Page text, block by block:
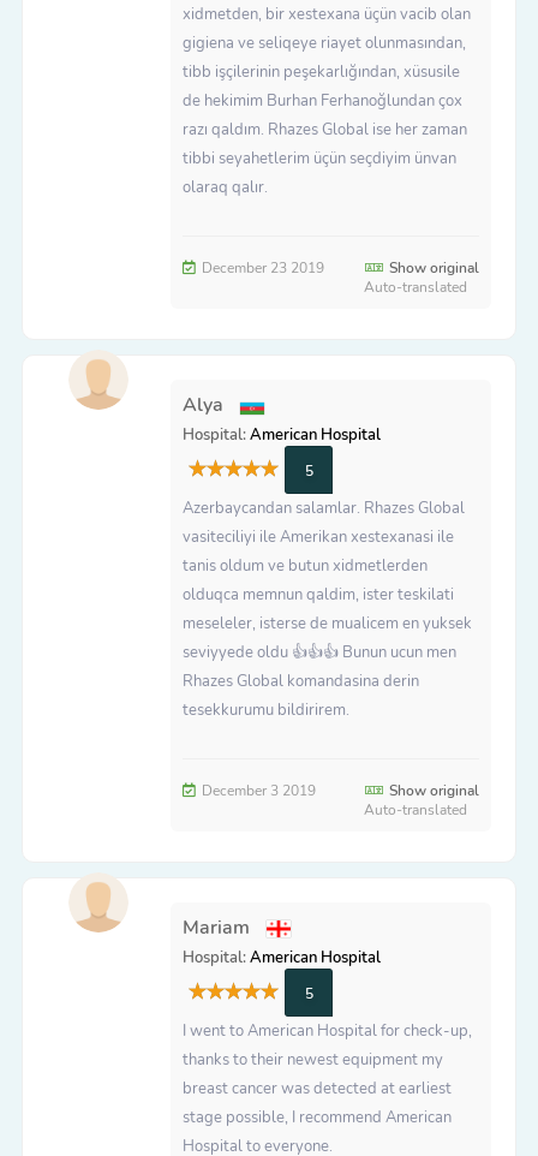
xidmetden, bir xestexana üçün vacib olan
gigiena ve seliqeye riayet olunmasından,
tibb işçilerinin peşekarlığından, xüsusile
de hekimim Burhan Ferhanoğlundan çox
razı qaldım. Rhazes Global ise her zaman
tibbi seyahetlerim üçün seçdiyim ünvan
olaraq qalır.
December 23 2019
Show original
Auto-translated
Alya
Hospital:American Hospital
5
Azerbaycandan salamlar. Rhazes Global
vasiteciliyi ile Amerikan xestexanasi ile
tanis oldum ve butun xidmetlerden
olduqca memnun qaldim, ister teskilati
meseleler, isterse de mualicem en yuksek
seviyyede oldu 👍👍👍 Bunun ucun men
Rhazes Global komandasina derin
tesekkurumu bildirirem.
December 3 2019
Show original
Auto-translated
Mariam
Hospital:American Hospital
5
I went to American Hospital for check-up,
thanks to their newest equipment my
breast cancer was detected at earliest
stage possible, I recommend American
Hospital to everyone.